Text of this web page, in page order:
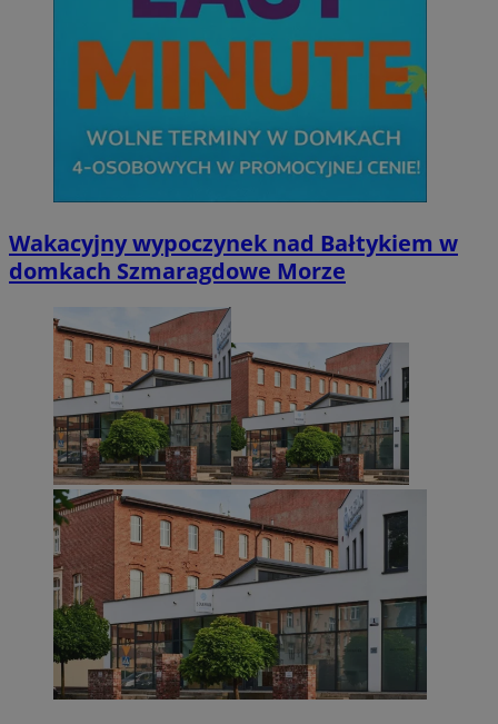
Wakacyjny wypoczynek nad Bałtykiem w
domkach Szmaragdowe Morze